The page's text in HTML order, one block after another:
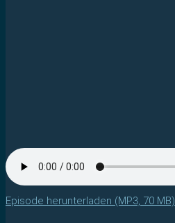
Episode herunterladen (MP3, 70 MB)